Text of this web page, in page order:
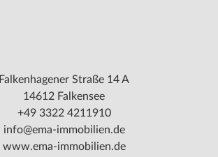
Falkenhagener Straße 14 A
14612 Falkensee
+49 3322 4211910
info@ema-immobilien.de
www.ema-immobilien.de